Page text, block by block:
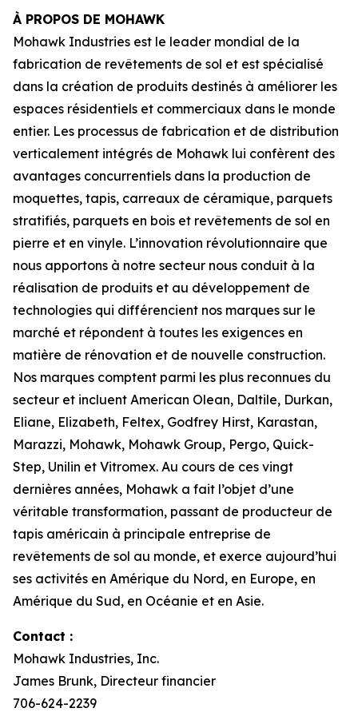
À PROPOS DE MOHAWK
Mohawk Industries est le leader mondial de la
fabrication de revêtements de sol et est spécialisé
dans la création de produits destinés à améliorer les
espaces résidentiels et commerciaux dans le monde
entier. Les processus de fabrication et de distribution
verticalement intégrés de Mohawk lui confèrent des
avantages concurrentiels dans la production de
moquettes, tapis, carreaux de céramique, parquets
stratifiés, parquets en bois et revêtements de sol en
pierre et en vinyle. L’innovation révolutionnaire que
nous apportons à notre secteur nous conduit à la
réalisation de produits et au développement de
technologies qui différencient nos marques sur le
marché et répondent à toutes les exigences en
matière de rénovation et de nouvelle construction.
Nos marques comptent parmi les plus reconnues du
secteur et incluent American Olean, Daltile, Durkan,
Eliane, Elizabeth, Feltex, Godfrey Hirst, Karastan,
Marazzi, Mohawk, Mohawk Group, Pergo, Quick-
Step, Unilin et Vitromex. Au cours de ces vingt
dernières années, Mohawk a fait l’objet d’une
véritable transformation, passant de producteur de
tapis américain à principale entreprise de
revêtements de sol au monde, et exerce aujourd’hui
ses activités en Amérique du Nord, en Europe, en
Amérique du Sud, en Océanie et en Asie.
Contact :
Mohawk Industries, Inc.
James Brunk, Directeur financier
706-624-2239